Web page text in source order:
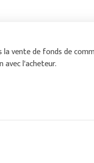
vente de fonds de
l'acheteur.